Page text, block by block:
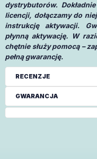
dystrybutorów.
licencji, dołączamy do
instrukcję aktywacji.
płynną aktywację. W
chętnie służy pomocą –
pełną gwarancję.
RECENZJE
GWARANCJA